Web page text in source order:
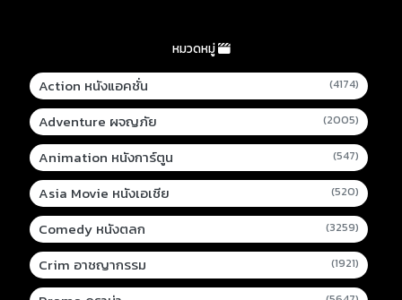
หมวดหมู่
Action หนังแอคชั่น (4174)
Adventure ผจญภัย (2005)
Animation หนังการ์ตูน (547)
Asia Movie หนังเอเชีย (520)
Comedy หนังตลก (3259)
Crim อาชญากรรม (1921)